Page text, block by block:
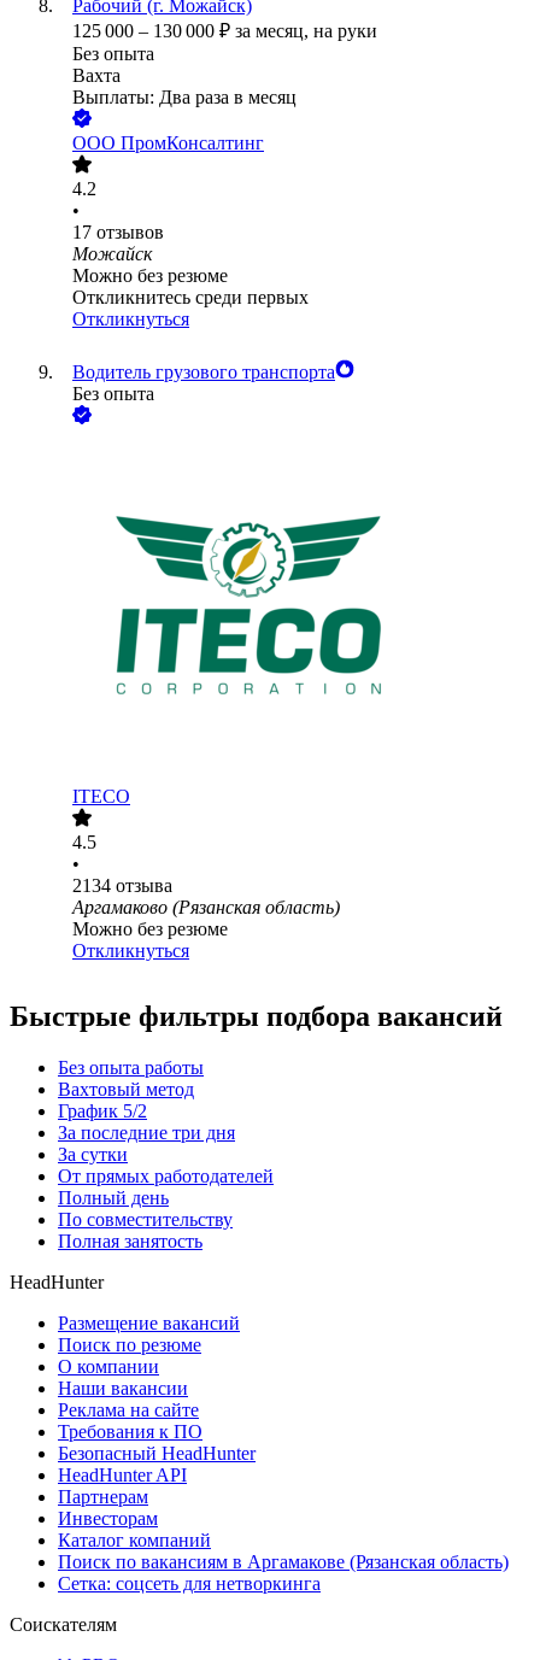
Рабочий (г. Можайск)
125 000 – 130 000 ₽ за месяц, на руки
Без опыта
Вахта
Выплаты: Два раза в месяц
ООО ПромКонсалтинг
4.2
•
17 отзывов
Можайск
Можно без резюме
Откликнитесь среди первых
Откликнуться
Водитель грузового транспорта
Без опыта
ITECO
4.5
•
2134 отзыва
Аргамаково (Рязанская область)
Можно без резюме
Откликнуться
Быстрые фильтры подбора вакансий
Без опыта работы
Вахтовый метод
График 5/2
За последние три дня
За сутки
От прямых работодателей
Полный день
По совместительству
Полная занятость
HeadHunter
Размещение вакансий
Поиск по резюме
О компании
Наши вакансии
Реклама на сайте
Требования к ПО
Безопасный HeadHunter
HeadHunter API
Партнерам
Инвесторам
Каталог компаний
Поиск по вакансиям в Аргамакове (Рязанская область)
Сетка: соцсеть для нетворкинга
Соискателям